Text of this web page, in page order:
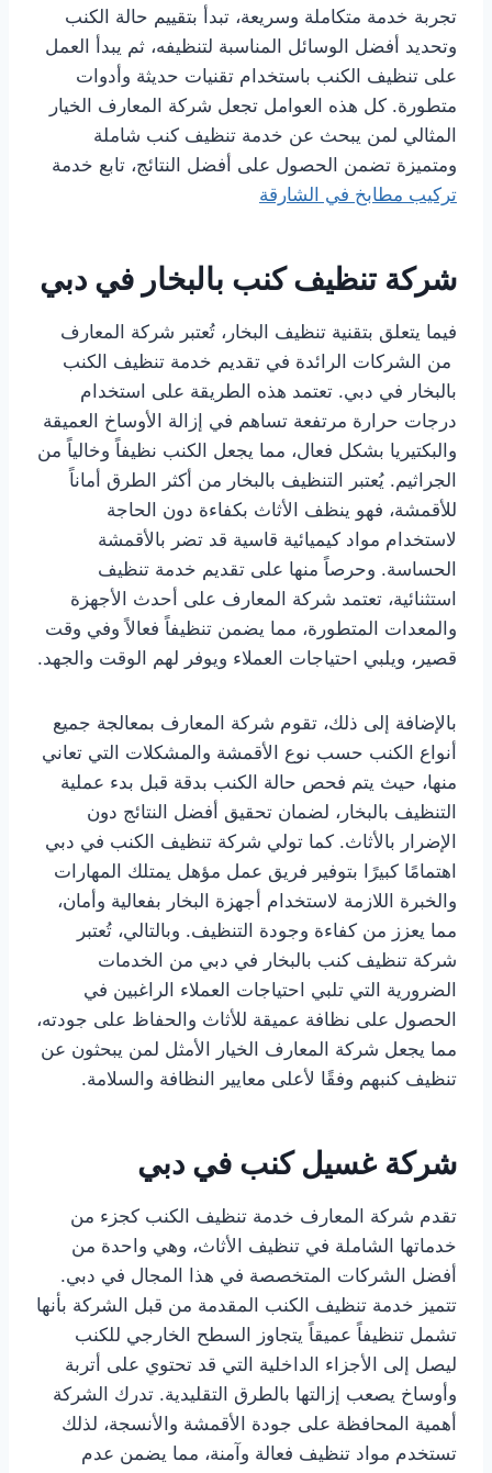
تجربة خدمة متكاملة وسريعة، تبدأ بتقييم حالة الكنب
وتحديد أفضل الوسائل المناسبة لتنظيفه، ثم يبدأ العمل
على تنظيف الكنب باستخدام تقنيات حديثة وأدوات
متطورة. كل هذه العوامل تجعل شركة المعارف الخيار
المثالي لمن يبحث عن خدمة تنظيف كنب شاملة
ومتميزة تضمن الحصول على أفضل النتائج، تابع خدمة
تركيب مطابخ في الشارقة
شركة تنظيف كنب بالبخار في دبي
فيما يتعلق بتقنية تنظيف البخار، تُعتبر شركة المعارف
من الشركات الرائدة في تقديم خدمة تنظيف الكنب
بالبخار في دبي. تعتمد هذه الطريقة على استخدام
درجات حرارة مرتفعة تساهم في إزالة الأوساخ العميقة
والبكتيريا بشكل فعال، مما يجعل الكنب نظيفاً وخالياً من
الجراثيم. يُعتبر التنظيف بالبخار من أكثر الطرق أماناً
للأقمشة، فهو ينظف الأثاث بكفاءة دون الحاجة
لاستخدام مواد كيميائية قاسية قد تضر بالأقمشة
الحساسة. وحرصاً منها على تقديم خدمة تنظيف
استثنائية، تعتمد شركة المعارف على أحدث الأجهزة
والمعدات المتطورة، مما يضمن تنظيفاً فعالاً وفي وقت
قصير، ويلبي احتياجات العملاء ويوفر لهم الوقت والجهد.
بالإضافة إلى ذلك، تقوم شركة المعارف بمعالجة جميع
أنواع الكنب حسب نوع الأقمشة والمشكلات التي تعاني
منها، حيث يتم فحص حالة الكنب بدقة قبل بدء عملية
التنظيف بالبخار، لضمان تحقيق أفضل النتائج دون
الإضرار بالأثاث. كما تولي شركة تنظيف الكنب في دبي
اهتمامًا كبيرًا بتوفير فريق عمل مؤهل يمتلك المهارات
والخبرة اللازمة لاستخدام أجهزة البخار بفعالية وأمان،
مما يعزز من كفاءة وجودة التنظيف. وبالتالي، تُعتبر
شركة تنظيف كنب بالبخار في دبي من الخدمات
الضرورية التي تلبي احتياجات العملاء الراغبين في
الحصول على نظافة عميقة للأثاث والحفاظ على جودته،
مما يجعل شركة المعارف الخيار الأمثل لمن يبحثون عن
تنظيف كنبهم وفقًا لأعلى معايير النظافة والسلامة.
شركة غسيل كنب في دبي
تقدم شركة المعارف خدمة تنظيف الكنب كجزء من
خدماتها الشاملة في تنظيف الأثاث، وهي واحدة من
أفضل الشركات المتخصصة في هذا المجال في دبي.
تتميز خدمة تنظيف الكنب المقدمة من قبل الشركة بأنها
تشمل تنظيفاً عميقاً يتجاوز السطح الخارجي للكنب
ليصل إلى الأجزاء الداخلية التي قد تحتوي على أتربة
وأوساخ يصعب إزالتها بالطرق التقليدية. تدرك الشركة
أهمية المحافظة على جودة الأقمشة والأنسجة، لذلك
تستخدم مواد تنظيف فعالة وآمنة، مما يضمن عدم